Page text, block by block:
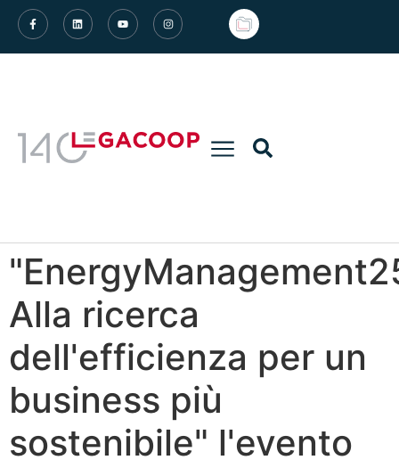
Alla ricerca
dell'efficienza per un
business più
sostenibile" l'evento